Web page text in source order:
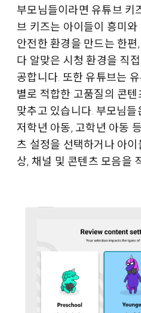
부모님들이라면 유튜브 키
브 키즈는 아이들이 흥미
안전한 환경을 만드는 한
다 알맞은 시청 환경을 직
공합니다. 또한 유튜브는
별로 적합한 고품질의 콘
맞추고 있습니다. 부모님
저학년 아동, 고학년 아동
츠 설정을 선택하거나 아
상, 채널 및 콘텐츠 모음을